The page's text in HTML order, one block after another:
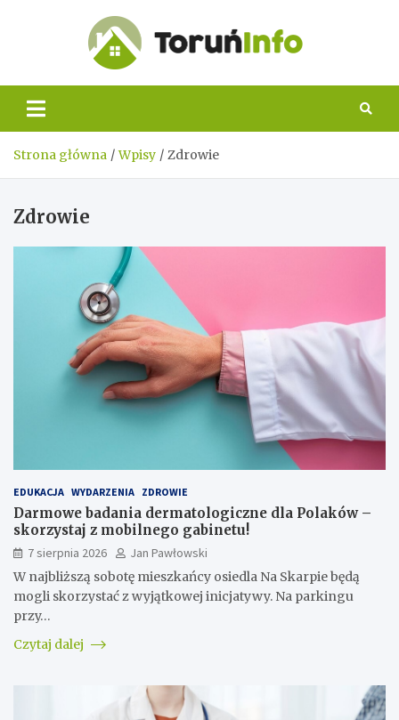
Info
Strona główna Wpisy Zdrowie
Zdrowie
EDUKACJA WYDARZENIA ZDROWIE
Darmowe badania dermatologiczne dla Polaków –
skorzystaj z mobilnego gabinetu!
7 sierpnia 2026
Jan Pawłowski
W najbliższą sobotę mieszkańcy osiedla Na Skarpie będą
mogli skorzystać z wyjątkowej inicjatywy. Na parkingu
przy…
Czytaj dalej